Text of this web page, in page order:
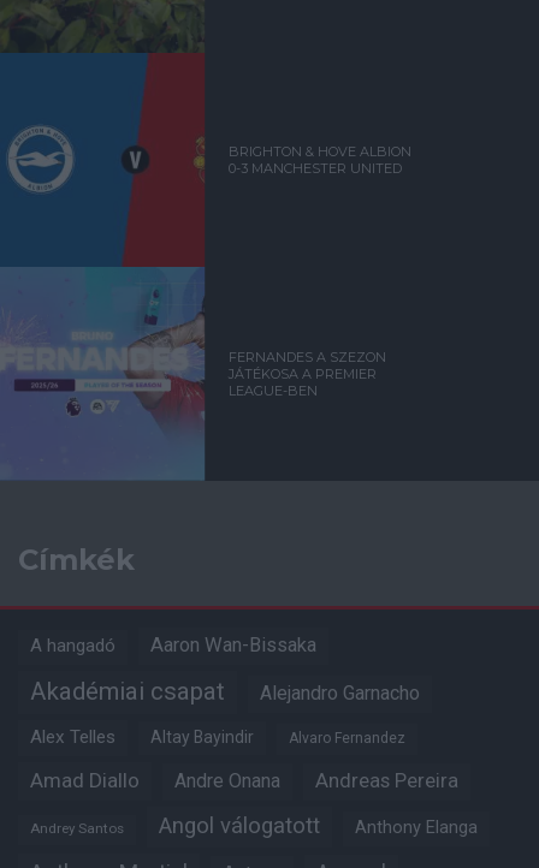
BRIGHTON & HOVE ALBION
0-3 MANCHESTER UNITED
FERNANDES A SZEZON
JÁTÉKOSA A PREMIER
LEAGUE-BEN
Címkék
A hangadó Aaron Wan-Bissaka
Akadémiai csapat Alejandro Garnacho
Alex Telles Altay Bayindir Alvaro Fernandez
Amad Diallo Andre Onana Andreas Pereira
Andrey Santos Angol válogatott Anthony Elanga